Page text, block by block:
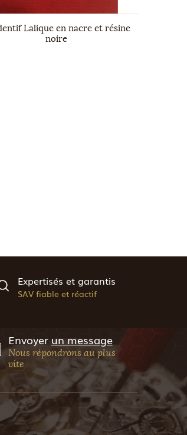
Lalique en nacre et résine
noire
Expertisés et garantis
SAV fiable et réactif
Envoyer un message
Nous répondrons au plus
vite